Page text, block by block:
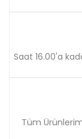
Saat 16.00'a
Tüm